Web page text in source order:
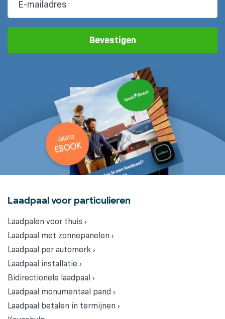
Bevestigen
Laadpaal voor particulieren
Laadpalen voor thuis ›
Laadpaal met zonnepanelen ›
Laadpaal per automerk ›
Laadpaal installatie ›
Bidirectionele laadpaal ›
Laadpaal monumentaal pand ›
Laadpaal betalen in termijnen ›